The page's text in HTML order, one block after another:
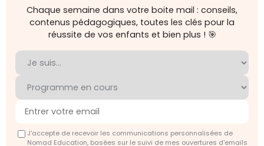
Chaque semaine dans votre boite mail : conseils,
contenus pédagogiques, toutes les clés pour la
réussite de vos enfants et bien plus ! 🎯
J'accepte de recevoir les communications personnalisées de
Nomad Education, basées sur le suivi de mes ouvertures d'emails